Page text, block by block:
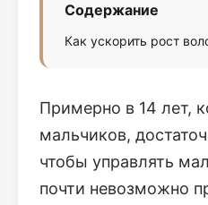
Содержание
Как ускорить рост
Примерно в 14 лет,
мальчиков,
чтобы управлять
почти невозможно